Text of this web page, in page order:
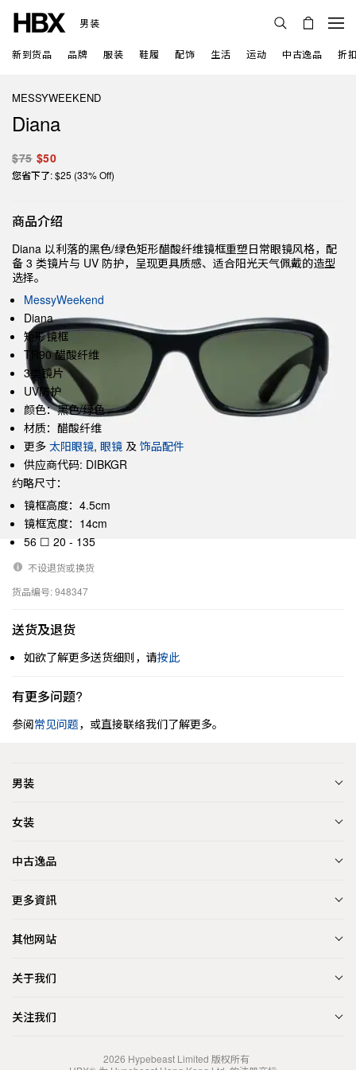
男装
新到货品 品牌 服装 鞋履 配饰 生活 运动 中古逸品 折
MESSYWEEKEND
Diana
$75 $50
您省下了: $25 (33% Off)
商品介绍
Diana 以利落的黑色/绿色矩形醋酸纤维镜框重塑日常眼镜风格，配
备 3 类镜片与 UV 防护，呈现更具质感、适合阳光天气佩戴的造型
选择。
MessyWeekend
Diana
矩形镜框
TR90 醋酸纤维
3类镜片
UV防护
颜色：黑色/绿色
材质：醋酸纤维
更多 太阳眼镜, 眼镜 及 饰品配件
供应商代码: DIBKGR
约略尺寸：
镜框高度：4.5cm
镜框宽度：14cm
56 ☐ 20 - 135
不设退货或换货
货品编号: 948347
送货及退货
如欲了解更多送货细则，请按此
有更多问题?
参阅常见问题，或直接联络我们了解更多。
男装
女装
中古逸品
更多資訊
其他网站
关于我们
关注我们
2026 Hypebeast Limited 版权所有